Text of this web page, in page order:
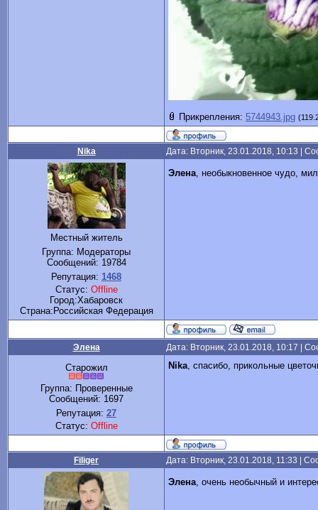
Прикрепления: 5744943.jpg
Nika Дата: Вторник, 23.01.2018, 10:13 |
Местный житель
Группа: Модераторы
Сообщений: 19784
Репутация: 1468
Статус: Offline
Город:Хабаровск
Cтрана:Российская Федерация
Элена , необыкновенное чудо,
Элена Дата: Вторник, 23.01.2018, 10:17 |
Старожил
Группа: Проверенные
Сообщений: 1697
Репутация: 27
Статус: Offline
Nika , спасибо, прикольные
Filiger Дата: Вторник, 23.01.2018, 11:33 |
Элена , очень необычный и